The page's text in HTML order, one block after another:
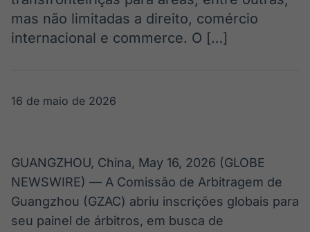
Monitoramento
inteligente de
notícias e
conteúdos
A melhor
plataforma para
Crédito
Em breve
mas não limitadas a direito, comércio
internacional e commerce. O […]
16 de maio de 2026
GUANGZHOU, China, May 16, 2026 (GLOBE
NEWSWIRE) — A Comissão de Arbitragem de
Guangzhou (GZAC) abriu inscrições globais para
seu painel de árbitros, em busca de